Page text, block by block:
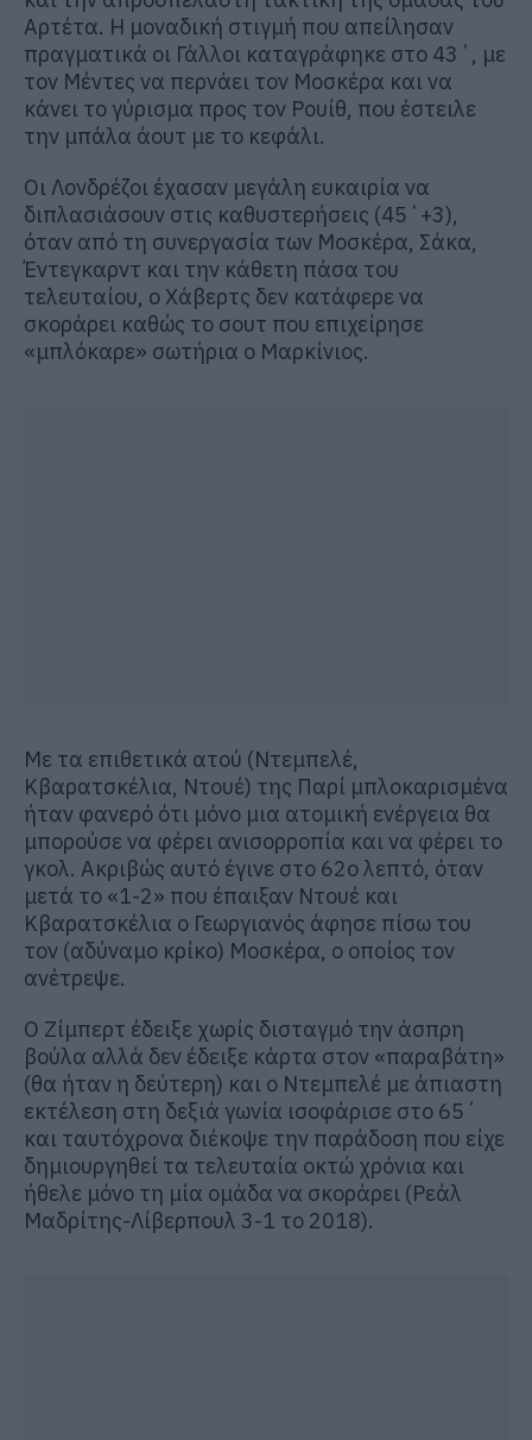
Αρτέτα. Η μοναδική στιγμή που απείλησαν
πραγματικά οι Γάλλοι καταγράφηκε στο 43΄, με
τον Μέντες να περνάει τον Μοσκέρα και να
κάνει το γύρισμα προς τον Ρουίθ, που έστειλε
την μπάλα άουτ με το κεφάλι.
Οι Λονδρέζοι έχασαν μεγάλη ευκαιρία να
διπλασιάσουν στις καθυστερήσεις (45΄+3),
όταν από τη συνεργασία των Μοσκέρα, Σάκα,
Έντεγκαρντ και την κάθετη πάσα του
τελευταίου, ο Χάβερτς δεν κατάφερε να
σκοράρει καθώς το σουτ που επιχείρησε
«μπλόκαρε» σωτήρια ο Μαρκίνιος.
Με τα επιθετικά ατού (Ντεμπελέ,
Κβαρατσκέλια, Ντουέ) της Παρί μπλοκαρισμένα
ήταν φανερό ότι μόνο μια ατομική ενέργεια θα
μπορούσε να φέρει ανισορροπία και να φέρει το
γκολ. Ακριβώς αυτό έγινε στο 62ο λεπτό, όταν
μετά το «1-2» που έπαιξαν Ντουέ και
Κβαρατσκέλια ο Γεωργιανός άφησε πίσω του
τον (αδύναμο κρίκο) Μοσκέρα, ο οποίος τον
ανέτρεψε.
Ο Ζίμπερτ έδειξε χωρίς δισταγμό την άσπρη
βούλα αλλά δεν έδειξε κάρτα στον «παραβάτη»
(θα ήταν η δεύτερη) και ο Ντεμπελέ με άπιαστη
εκτέλεση στη δεξιά γωνία ισοφάρισε στο 65΄
και ταυτόχρονα διέκοψε την παράδοση που είχε
δημιουργηθεί τα τελευταία οκτώ χρόνια και
ήθελε μόνο τη μία ομάδα να σκοράρει (Ρεάλ
Μαδρίτης-Λίβερπουλ 3-1 το 2018).